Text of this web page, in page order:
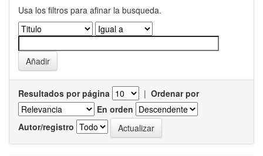
Usa los filtros para afinar la busqueda.
Resultados por página | Ordenar por
En orden
Autor/registro